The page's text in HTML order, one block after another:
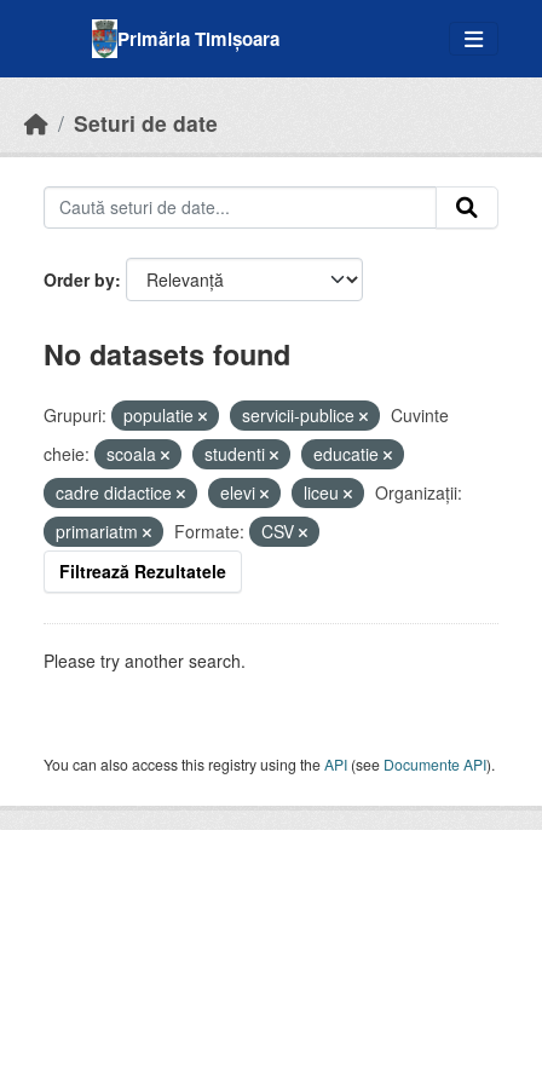
Primăria Timișoara
Seturi de date
Order by
No datasets found
Grupuri: populatie servicii-publice
Cuvinte
cheie:
scoala studenti
educatie
cadre didactice
elevi liceu
Organizații:
primariatm
Formate:
CSV
Filtrează Rezultatele
Please try another search.
You can also access this registry using theAPI (see Documente API).